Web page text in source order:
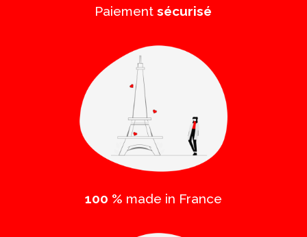
Paiementsécurisé
100 % made in France